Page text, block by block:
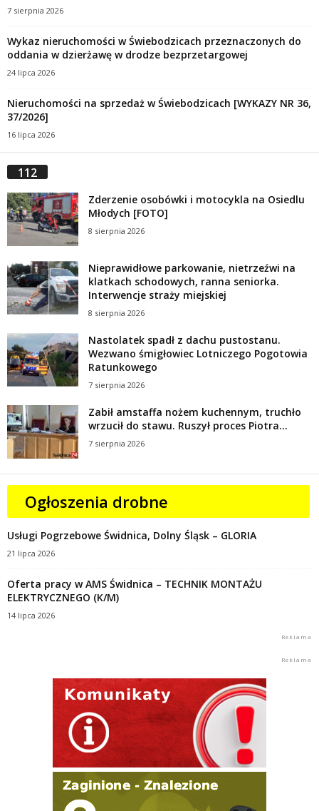
7 sierpnia 2026
Wykaz nieruchomości w Świebodzicach przeznaczonych do
oddania w dzierżawę w drodze bezprzetargowej
24 lipca 2026
Nieruchomości na sprzedaż w Świebodzicach [WYKAZY NR 36,
37/2026]
16 lipca 2026
112
Zderzenie osobówki i motocykla na Osiedlu
Młodych [FOTO]
8 sierpnia 2026
Nieprawidłowe parkowanie, nietrzeźwi na
klatkach schodowych, ranna seniorka.
Interwencje straży miejskiej
8 sierpnia 2026
Nastolatek spadł z dachu pustostanu.
Wezwano śmigłowiec Lotniczego Pogotowia
Ratunkowego
7 sierpnia 2026
Zabił amstaffa nożem kuchennym, truchło
wrzucił do stawu. Ruszył proces Piotra...
7 sierpnia 2026
Ogłoszenia drobne
Usługi Pogrzebowe Świdnica, Dolny Śląsk – GLORIA
21 lipca 2026
Oferta pracy w AMS Świdnica – TECHNIK MONTAŻU
ELEKTRYCZNEGO (K/M)
14 lipca 2026